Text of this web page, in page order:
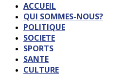
ACCUEIL
QUI SOMMES-NOUS?
POLITIQUE
SOCIETE
SPORTS
SANTE
CULTURE